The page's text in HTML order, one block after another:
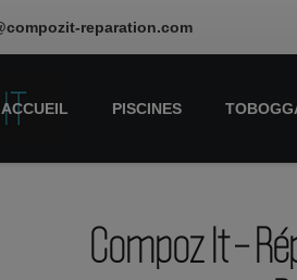
reparation.com
ACCUEIL PISCINES
Compoz It –